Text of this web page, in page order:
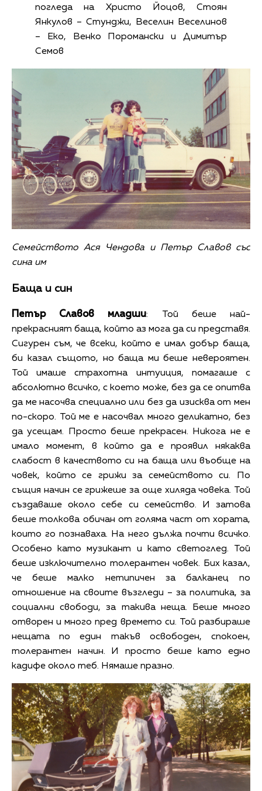
погледа на Христо Йоцов, Стоян
Янкулов – Стунджи, Веселин Веселинов
– Еко, Венко Поромански и Димитър
Семов
Семейството Ася Чендова и Петър Славов със
сина им
Баща и син
Петър Славов младши: Той беше най-
прекрасният баща, който аз мога да си представя.
Сигурен съм, че всеки, който е имал добър баща,
би казал същото, но баща ми беше невероятен.
Той имаше страхотна интуиция, помагаше с
абсолютно всичко, с което може, без да се опитва
да ме насочва специално или без да изисква от мен
по-скоро. Той ме е насочвал много деликатно, без
да усещам. Просто беше прекрасен. Никога не е
имало момент, в който да е проявил някаква
слабост в качеството си на баща или въобще на
човек, който се грижи за семейството си. По
същия начин се грижеше за още хиляда човека. Той
създаваше около себе си семейство. И затова
беше толкова обичан от голяма част от хората,
които го познаваха. На него дължа почти всичко.
Особено като музикант и като светоглед. Той
беше изключително толерантен човек. Бих казал,
че беше малко нетипичен за балканец по
отношение на своите възгледи – за политика, за
социални свободи, за такива неща. Беше много
отворен и много пред времето си. Той разбираше
нещата по един такъв освободен, спокоен,
толерантен начин. И просто беше като едно
кадифе около теб. Нямаше празно.